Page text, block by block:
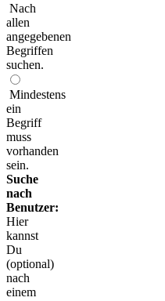
Nach
allen
angegebenen
Begriffen
suchen.
Mindestens
ein
Begriff
muss
vorhanden
sein.
Suche
nach
Benutzer:
Hier
kannst
Du
(optional)
nach
einem